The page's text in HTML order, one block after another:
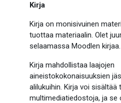
Kirja
Kirja on monisivuinen
tuottaa materiaalin. Olet
selaamassa Moodlen kirjaa.
Kirja mahdollistaa laajojen
aineistokokonaisuuksien
alilukuihin. Kirja voi sisältää
multimediatiedostoja, ja se